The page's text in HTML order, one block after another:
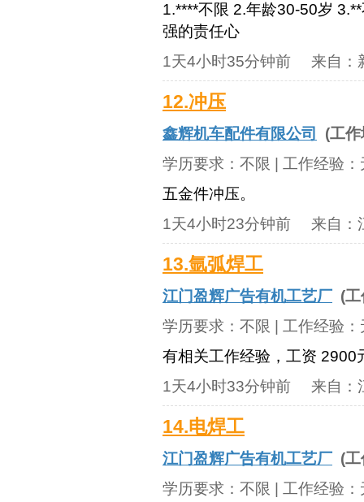
1.****不限 2.年龄30-50岁
强的责任心
1天4小时35分钟前 来自：
12.冲压
鑫辉机车配件有限公司
(工
学历要求： 不限 | 工作经验：
五金件冲压。
1天4小时23分钟前 来自：
13.氩弧焊工
江门盈辉广告有机工艺厂 (
学历要求： 不限 | 工作经验：
有相关工作经验，工资 2900
1天4小时33分钟前 来自：
14.电焊工
江门盈辉广告有机工艺厂 (
学历要求： 不限 | 工作经验：